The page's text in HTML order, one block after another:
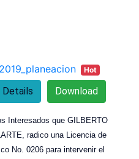
Hot
Download
Details
Interesados que GILBERTO
radico una Licencia de
No. 0206 para intervenir el